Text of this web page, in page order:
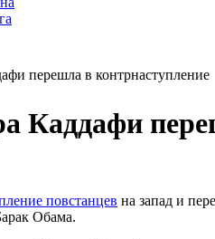
перешла в контрнаступление
повстанцев на запад и
Обама.